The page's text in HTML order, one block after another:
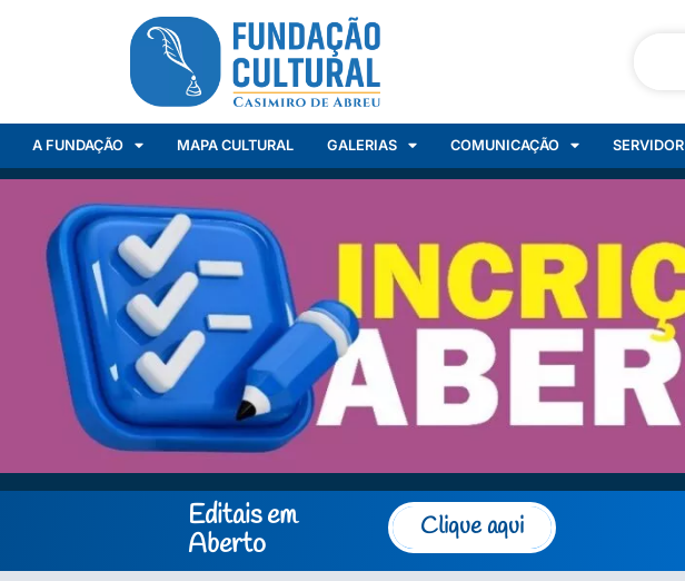
A FUNDAÇÃO MAPA CULTURAL GALERIAS COMUNICAÇÃO SERVIDOR
Editais em
Aberto
Clique aqui